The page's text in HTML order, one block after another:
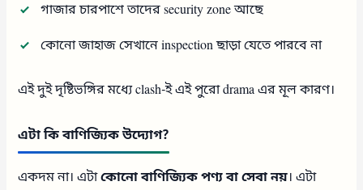
গাজার চারপাশে তাদের security zone আছে
কোনো জাহাজ সেখানে inspection ছাড়া যেতে পারবে না
এই দুই দৃষ্টিভঙ্গির মধ্যে clash-ই এই পুরো drama এর মূল কারণ।
এটা কি বাণিজ্যিক উদ্যোগ?
একদম না। এটাকোনো বাণিজ্যিক পণ্য বা সেবা নয়। এটা